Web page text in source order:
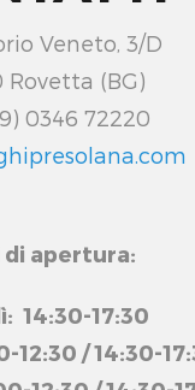
Veneto, 3/D
Rovetta (BG)
0346 72220
di apertura:
14:30-17:30
12:30 / 14:30-